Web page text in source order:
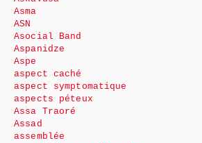
Asma
ASN
Asocial Band
Aspanidze
Aspe
aspect caché
aspect symptomatique
aspects péteux
Assa Traoré
Assad
assemblée